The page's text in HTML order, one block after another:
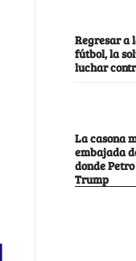
Regresar a
fútbol, la
luchar
La casona
embajada
donde
Trump